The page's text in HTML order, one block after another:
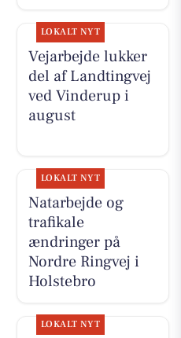
LOKALT NYT
Vejarbejde lukker
del af Landtingvej
ved Vinderup i
august
LOKALT NYT
Natarbejde og
trafikale
ændringer på
Nordre Ringvej i
Holstebro
LOKALT NYT